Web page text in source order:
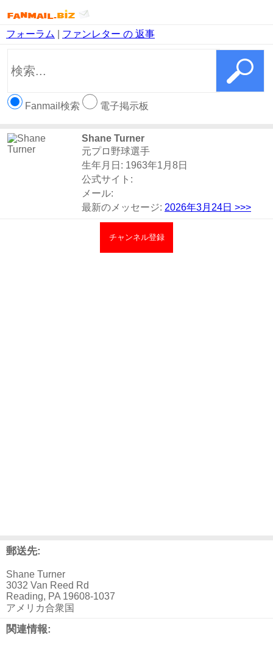
フォーラム ファンレター の 返事
Fanmail検索 電子掲示板
Shane Turner
元プロ野球選手
生年月日: 1963年1月8日
公式サイト:
メール:
最新のメッセージ: 2026年3月24日 >>>
チャンネル登録
郵送先:
Shane Turner
3032 Van Reed Rd
Reading, PA 19608-1037
アメリカ合衆国
関連情報: